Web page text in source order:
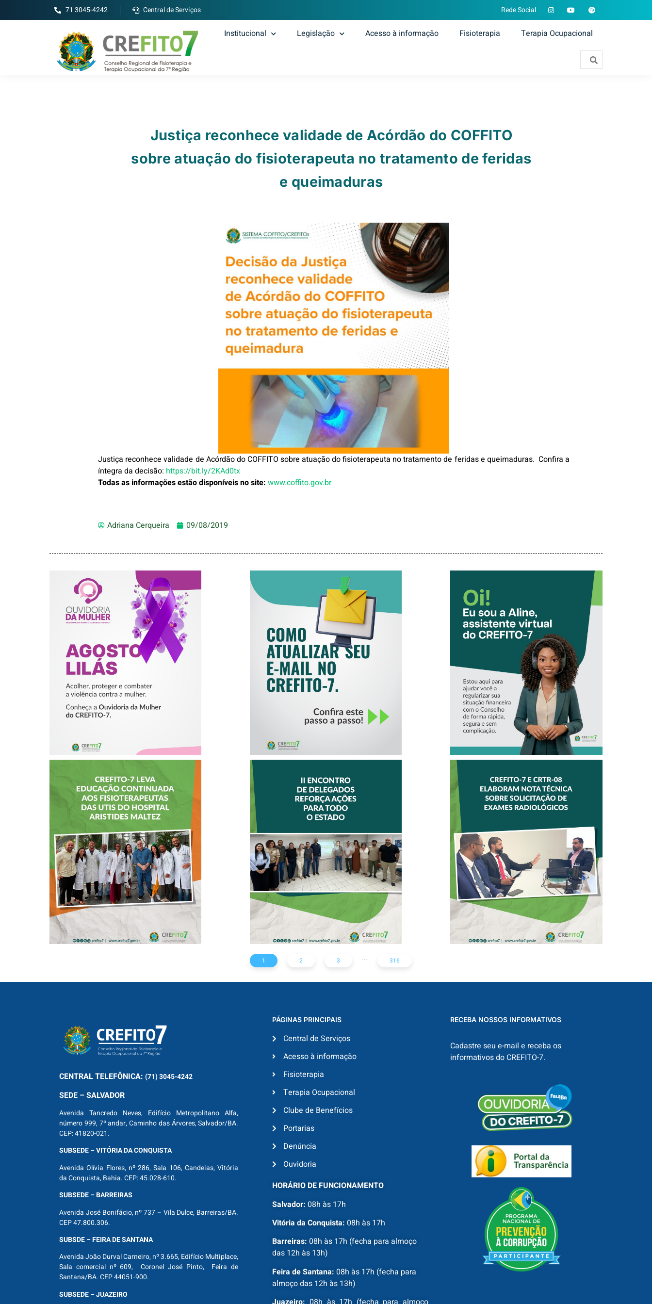
71 3045-4242 Central de Serviços Rede Social
Institucional Legislação Acesso à informação Fisioterapia Terapia Ocupacional
Justiça reconhece validade de Acórdão do COFFITO
sobre atuação do fisioterapeuta no tratamento de feridas
e queimaduras
Justiça reconhece validade de Acórdão do COFFITO sobre atuação do fisioterapeuta no tratamento de feridas e queimaduras. Confira a
íntegra da decisão: https://bit.ly/2KAd0tx
Todas as informações estão disponíveis no site:www.coffito.gov.br
Adriana Cerqueira 09/08/2019
AGOSTO LILÁS –
ACOLHER,
PROTEGER E
COMBATER A
VIOLÊNCIA
CONTRA A
MULHER
COMO ATUALIZAR
SEU E-MAIL NO
CREFITO-7
CONHEÇA A
‘ALINE’,
ASSISTENTE
VIRTUAL DO
CREFITO-7
CREFITO-7 LEVA
EDUCAÇÃO
CONTINUADA AOS
FISIOTERAPEUTAS
DAS UTIs DO
HOSPITAL
ARISTIDES
MALTEZ
II ENCONTRO DE
REFORÇA AÇÕES
PARA TODO O
ESTADO
CREFITO-7 E
CRTR-08 INICIAM
NOTA TÉCNICA
SOLICITAÇÃO DE
EXAMES
RADIOLÓGICOS
1 2 3 ... 316
CENTRALTELEFÔNICA: (71) 3045-4242
SEDE – SALVADOR
Avenida Tancredo Neves, Edifício Metropolitano Alfa,
número 999, 7º andar, Caminho das Árvores, Salvador/BA.
CEP: 41820-021.
SUBSEDE – VITÓRIA DA CONQUISTA
Avenida Olívia Flores, nº 286, Sala 106, Candeias, Vitória
da Conquista, Bahia. CEP: 45.028-610.
SUBSEDE – BARREIRAS
Avenida José Bonifácio, nº 737 – Vila Dulce, Barreiras/BA.
CEP 47.800.306.
SUBSDE – FEIRA DE SANTANA
Avenida João Durval Carneiro, nº 3.665, Edifício Multiplace,
Sala comercial nº 609, Coronel José Pinto, Feira de
Santana/BA. CEP 44051-900.
SUBSEDE – JUAZEIRO
PÁGINAS PRINCIPAIS
Central de Serviços
Acesso à informação
Fisioterapia
Terapia Ocupacional
Clube de Benefícios
Portarias
Denúncia
Ouvidoria
HORÁRIO DE FUNCIONAMENTO
Salvador: 08h às 17h
Vitória da Conquista: 08h às 17h
Barreiras: 08h às 17h (fecha para almoço
das 12h às 13h)
Feira de Santana: 08h às 17h (fecha para
almoço das 12h às 13h)
RECEBA NOSSOS INFORMATIVOS
Cadastre seu e-mail e receba os
informativos do CREFITO-7.